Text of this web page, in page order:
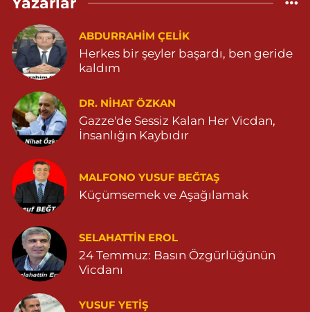
Aksoy Eczanesi
KAPLAN MAH. MARDİN CAD. NO:21 A 04825030197
0 (482) 503 01 97 Yol Tarifi Al
GÜNDOĞAN MAHALLESİ STAD CADDESİ NO:36 A 05380544155
0 (538) 054 41 55 Yol Tarifi Al
Huzur Eczanesi
GÜL MAHALLESİ VATAN CADDE NO:4A 04825912517
0 (482) 591 25 17 Yol Tarifi Al
Dara Eczanesi
NUR MAHALLESİ VALİ OZAN CADDESİ DIŞ KAPI NO:122G
DEVLET HASTANESİ KARŞISI (DİYARBAKIR YOLU CEPHESİ)
04822125304
0 (482) 212 53 04 Yol Tarifi Al
ABDURRAHIM ÇELİK
Herkes bir şeyler başardı, ben geride
kaldım
DR. NIHAT ÖZKAN
Gazze'de Sessiz Kalan Her Vicdan,
İnsanlığın Kaybıdır
MALFONO YUSUF BEĞTAŞ
Küçümsemek ve Aşağılamak
SELAHATTIN EROL
24 Temmuz: Basın Özgürlüğünün
Vicdanı
YUSUF YETİŞ